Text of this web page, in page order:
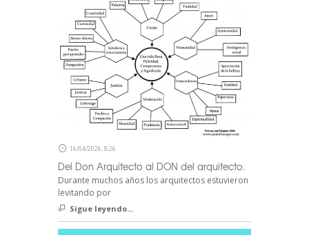
16/04/2026, 8:26
Del Don Arquitecto al DON del arquitecto.
Durante muchos años los arquitectos estuvieron
levitando por
Sigue leyendo...